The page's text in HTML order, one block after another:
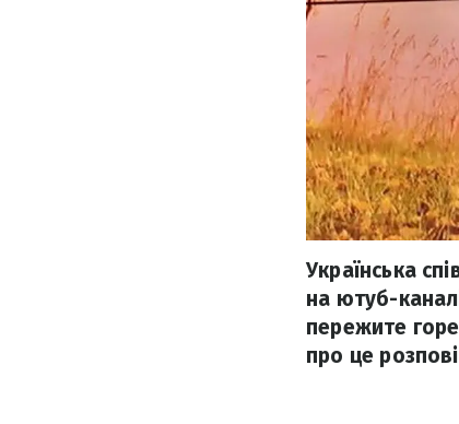
Українська
на ютуб-
пережите
про це